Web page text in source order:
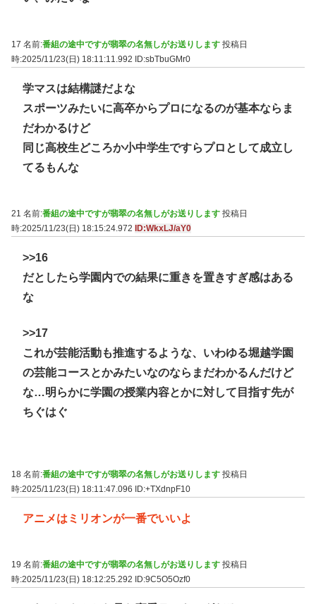
17 名前:番組の途中ですが翡翠の名無しがお送りします 投稿日
時:2025/11/23(日) 18:11:11.992 ID:sbTbuGMr0
学マスは結構謎だよな
スポーツみたいに高卒からプロになるのが基本ならま
だわかるけど
同じ高校生どころか小中学生ですらプロとして成立し
てるもんな
21 名前:番組の途中ですが翡翠の名無しがお送りします 投稿日
時:2025/11/23(日) 18:15:24.972
ID:WkxLJ/aY0
>>16
だとしたら学園内での結果に重きを置きすぎ感はある
な
>>17
これが芸能活動も推進するような、いわゆる堀越学園
の芸能コースとかみたいなのならまだわかるんだけど
な…明らかに学園の授業内容とかに対して目指す先が
ちぐはぐ
18 名前:番組の途中ですが翡翠の名無しがお送りします 投稿日
時:2025/11/23(日) 18:11:47.096 ID:+TXdnpF10
アニメはミリオンが一番でいいよ
19 名前:番組の途中ですが翡翠の名無しがお送りします 投稿日
時:2025/11/23(日) 18:12:25.292
ID:9C5O5Ozf0